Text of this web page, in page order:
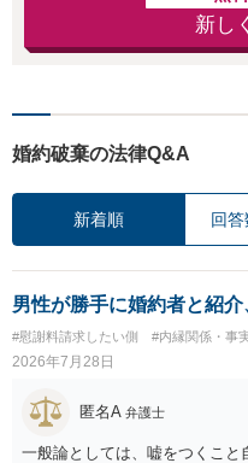
新し
婚約破棄の法律Q&A
新着順 回
男性が勝手に婚約者と紹
#慰謝料請求したい側 #内縁関係・事
2026年7月28日
匿名A 弁護士
一般論としては、嘘をつくこ